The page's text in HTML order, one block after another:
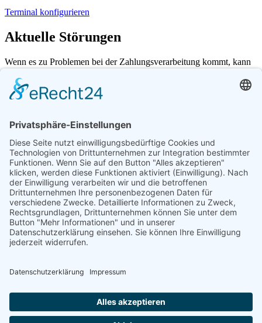
Terminal konfigurieren
Aktuelle Störungen
Wenn es zu Problemen bei der Zahlungsverarbeitung kommt, kann
ob aktuell eine Großstörung vorliegt.
Störung bei Volksbanken!
Aktualisiert: 27.01.2026 14:04
Durch Future-Payments sparen Sie nicht nur Zeit sondern auch
Geld!
Branchen-Hub